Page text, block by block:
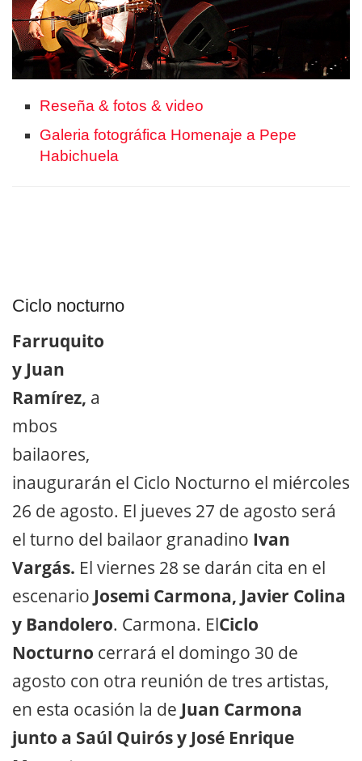
Reseña & fotos & video
Galeria fotográfica Homenaje a Pepe
Habichuela
Ciclo nocturno
Farruquito
y Juan
Ramírez, a
mbos
bailaores,
inaugurarán el Ciclo Nocturno el miércoles
26 de agosto. El jueves 27 de agosto será
el turno del bailaor granadino Ivan
Vargás. El viernes 28 se darán cita en el
escenario Josemi Carmona, Javier Colina
y Bandolero. Carmona. ElCiclo
Nocturno cerrará el domingo 30 de
agosto con otra reunión de tres artistas,
en esta ocasión la de Juan Carmona
junto a Saúl Quirós y José Enrique